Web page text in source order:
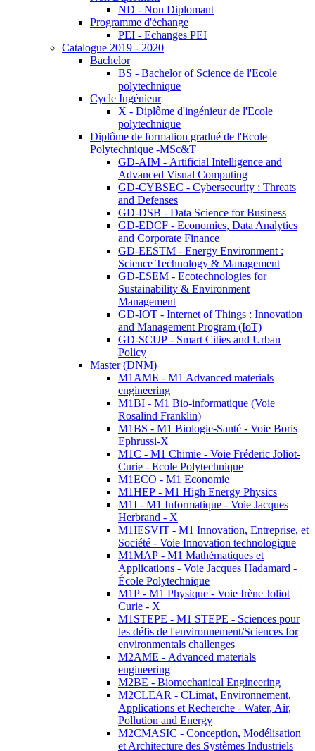
ND - Non Diplomant
Programme d'échange
PEI - Echanges PEI
Catalogue 2019 - 2020
Bachelor
BS - Bachelor of Science de l'Ecole
polytechnique
Cycle Ingénieur
X - Diplôme d'ingénieur de l'Ecole
polytechnique
Diplôme de formation gradué de l'Ecole
Polytechnique -MSc&T
GD-AIM - Artificial Intelligence and
Advanced Visual Computing
GD-CYBSEC - Cybersecurity : Threats
and Defenses
GD-DSB - Data Science for Business
GD-EDCF - Economics, Data Analytics
and Corporate Finance
GD-EESTM - Energy Environment :
Science Technology & Management
GD-ESEM - Ecotechnologies for
Sustainability & Environment
Management
GD-IOT - Internet of Things : Innovation
and Management Program (IoT)
GD-SCUP - Smart Cities and Urban
Policy
Master (DNM)
M1AME - M1 Advanced materials
engineering
M1BI - M1 Bio-informatique (Voie
Rosalind Franklin)
M1BS - M1 Biologie-Santé - Voie Boris
Ephrussi-X
M1C - M1 Chimie - Voie Fréderic Joliot-
Curie - Ecole Polytechnique
M1ECO - M1 Economie
M1HEP - M1 High Energy Physics
M1I - M1 Informatique - Voie Jacques
Herbrand - X
M1IESVIT - M1 Innovation, Entreprise, et
Société - Voie Innovation technologique
M1MAP - M1 Mathématiques et
Applications - Voie Jacques Hadamard -
École Polytechnique
M1P - M1 Physique - Voie Irène Joliot
Curie - X
M1STEPE - M1 STEPE - Sciences pour
les défis de l'environnement/Sciences for
environmentals challenges
M2AME - Advanced materials
engineering
M2BE - Biomechanical Engineering
M2CLEAR - CLimat, Environnement,
Applications et Recherche - Water, Air,
Pollution and Energy
M2CMASIC - Conception, Modélisation
et Architecture des Systèmes Industriels